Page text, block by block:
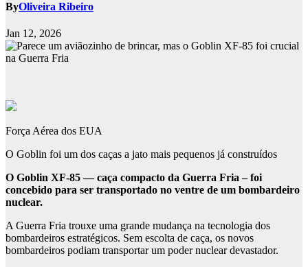
ByOliveira Ribeiro
Jan 12, 2026
Força Aérea dos EUA
O Goblin foi um dos caças a jato mais pequenos já construídos
O Goblin XF-85 — caça compacto da Guerra Fria – foi
concebido para ser transportado no ventre de um bombardeiro
nuclear.
A Guerra Fria trouxe uma grande mudança na tecnologia dos
bombardeiros estratégicos. Sem escolta de caça, os novos
bombardeiros podiam transportar um poder nuclear devastador.